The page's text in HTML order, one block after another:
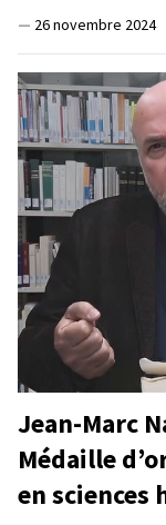
— 26 novembre 2024
Jean-Marc
Médaille
en sciences